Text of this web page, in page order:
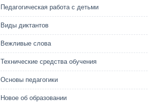
Педагогическая работа с детьми
Виды диктантов
Вежливые слова
Технические средства обучения
Основы педагогики
Новое об образовании